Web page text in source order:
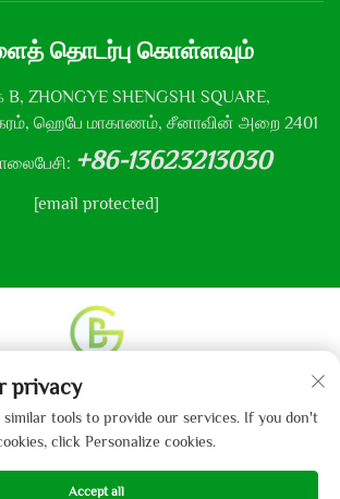
தொடர்பு கொள்ளவும்
B, ZHONGYE SHENGSHI SQUARE,
ஹெபே மாகாணம், சீனாவின் அறை 2401
+86-13623213030
[email protected]
அனைத்து உரிமைகளும் © 2013-2024
துணி நிறுவனம், லிமிடெட் என்னும்
உடையது.தனியுரிமைக் கொள்கை
privacy
similar tools to provide our services. If you don't
click Personalize cookies.
Accept all